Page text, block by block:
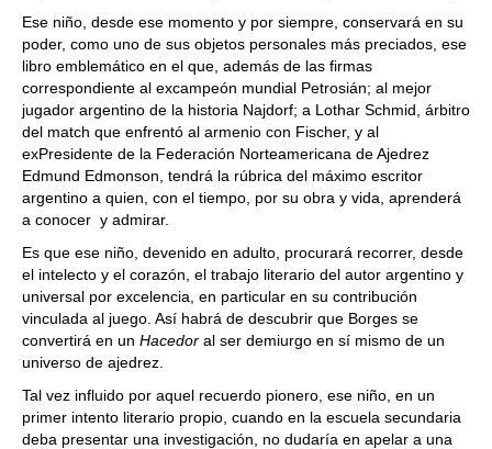
Ese niño, desde ese momento y por siempre, conservará en su
poder, como uno de sus objetos personales más preciados, ese
libro emblemático en el que, además de las firmas
correspondiente al excampeón mundial Petrosián; al mejor
jugador argentino de la historia Najdorf; a Lothar Schmid, árbitro
del match que enfrentó al armenio con Fischer, y al
exPresidente de la Federación Norteamericana de Ajedrez
Edmund Edmonson, tendrá la rúbrica del máximo escritor
argentino a quien, con el tiempo, por su obra y vida, aprenderá
a conocer y admirar.
Es que ese niño, devenido en adulto, procurará recorrer, desde
el intelecto y el corazón, el trabajo literario del autor argentino y
universal por excelencia, en particular en su contribución
vinculada al juego. Así habrá de descubrir que Borges se
convertirá en un Hacedor al ser demiurgo en sí mismo de un
universo de ajedrez.
Tal vez influido por aquel recuerdo pionero, ese niño, en un
primer intento literario propio, cuando en la escuela secundaria
deba presentar una investigación, no dudaría en apelar a una